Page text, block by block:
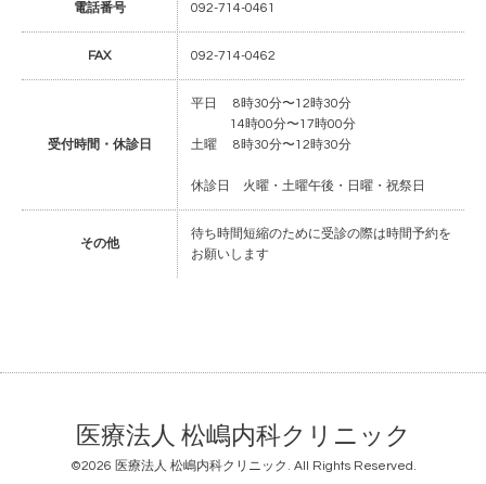
電話番号 092-714-0461
FAX 092-714-0462
受付時間・休診日
平日 8時30分〜12時30分
14時00分〜17時00分
土曜 8時30分〜12時30分
休診日 火曜・土曜午後・日曜・祝祭日
その他
待ち時間短縮のために受診の際は時間予約を
お願いします
医療法人 松嶋内科クリニック
©2026 医療法人 松嶋内科クリニック . All Rights Reserved.